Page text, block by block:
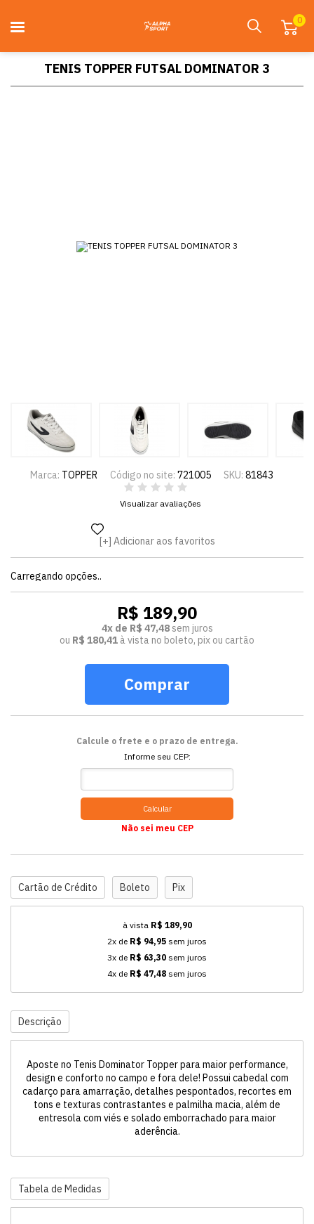
0
TENIS TOPPER FUTSAL DOMINATOR 3
Marca: TOPPER Código no site: 721005 SKU: 81843
Visualizar avaliações
Adicionar aos favoritos
Carregando opções..
R$ 189,90
4x de R$ 47,48sem juros
ou R$ 180,41 à vista no boleto, pix ou cartão
Comprar
Calcule o frete e o prazo de entrega.
Informe seu CEP:
Calcular
Não sei meu CEP
Cartão de Crédito Boleto Pix
à vista R$ 189,90
2x de R$ 94,95 sem juros
3x de R$ 63,30 sem juros
4x de R$ 47,48 sem juros
Descrição
Aposte no Tenis Dominator Topper para maior performance,
design e conforto no campo e fora dele! Possui cabedal com
cadarço para amarração, detalhes pespontados, recortes em
tons e texturas contrastantes e palmilha macia, além de
entresola com viés e solado emborrachado para maior
aderência.
Tabela de Medidas